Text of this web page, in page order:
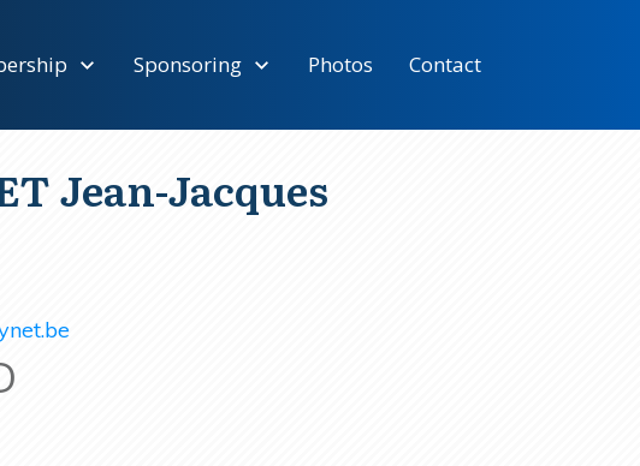
Sponsoring Photos Contact
Jean-Jacques